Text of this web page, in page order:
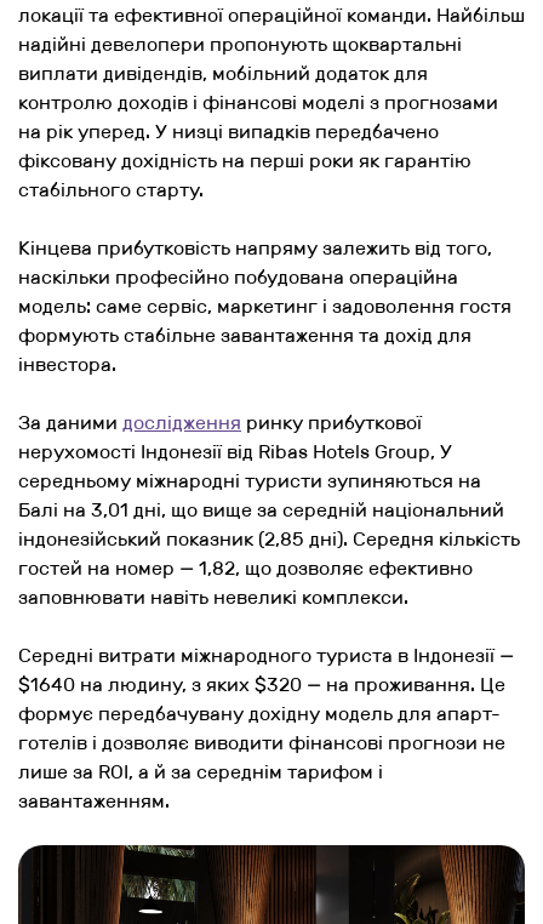
локації та ефективної операційної команди. Найбільш
надійні девелопери пропонують щоквартальні
виплати дивідендів, мобільний додаток для
контролю доходів і фінансові моделі з прогнозами
на рік уперед. У низці випадків передбачено
фіксовану дохідність на перші роки як гарантію
стабільного старту.
Кінцева прибутковість напряму залежить від того,
наскільки професійно побудована операційна
модель: саме сервіс, маркетинг і задоволення гостя
формують стабільне завантаження та дохід для
інвестора.
За даними дослідження ринку прибуткової
нерухомості Індонезії від Ribas Hotels Group, У
середньому міжнародні туристи зупиняються на
Балі на 3,01 дні, що вище за середній національний
індонезійський показник (2,85 дні). Середня кількість
гостей на номер — 1,82, що дозволяє ефективно
заповнювати навіть невеликі комплекси​.
Середні витрати міжнародного туриста в Індонезії —
$1640 на людину, з яких $320 — на проживання. Це
формує передбачувану дохідну модель для апарт-
готелів і дозволяє виводити фінансові прогнози не
лише за ROI, а й за середнім тарифом і
завантаженням​.